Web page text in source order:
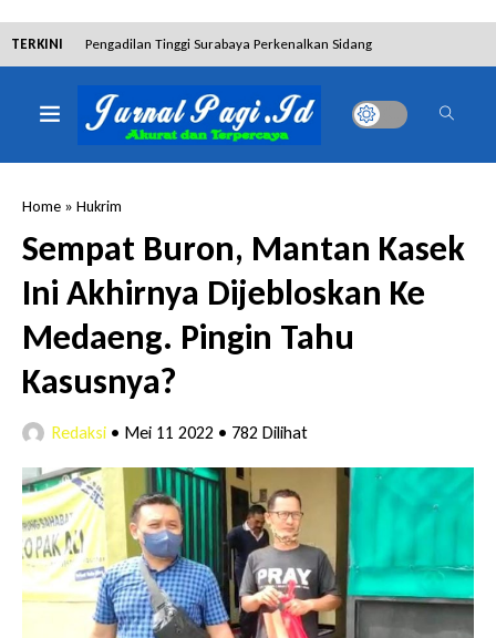
TERKINI Pengadilan Tinggi Surabaya Perkenalkan Sidang
Elektronik dan Sosialisasikan Ketentuan Baru KUHAP
Dibantah Terdakwa Ranto Hensa, Salim Himawan
Terpidana Penipuan 10 Miliar
Lakukan Pencurian dengan Pemberatan,
Muhammad Syifa Dihukum 4 Bulan Penjara
RSUD Bangil Raih Penghargaan Internasional WSO,
Perkuat Layanan Code Stroke Lewat Webinar
Hakim Sebut Saksi Beruntung Tak Terseret Perkara
Angkutan Bawang Bombay Tak Sesuai Dokumen
Home » Hukrim
Sempat Buron, Mantan Kasek
Ini Akhirnya Dijebloskan Ke
Medaeng. Pingin Tahu
Kasusnya?
Redaksi • Mei 11 2022 • 782 Dilihat